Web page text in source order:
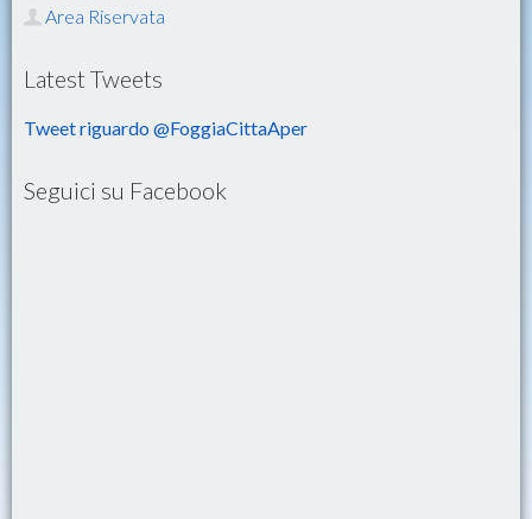
Area Riservata
Latest Tweets
Tweet riguardo @FoggiaCittaAper
Seguici su Facebook